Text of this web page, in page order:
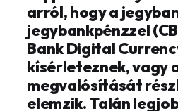
arról, hogy a
jegybankpénzzel
Bank Digital
kísérleteznek, vagy
megvalósítását
elemzik. Talán